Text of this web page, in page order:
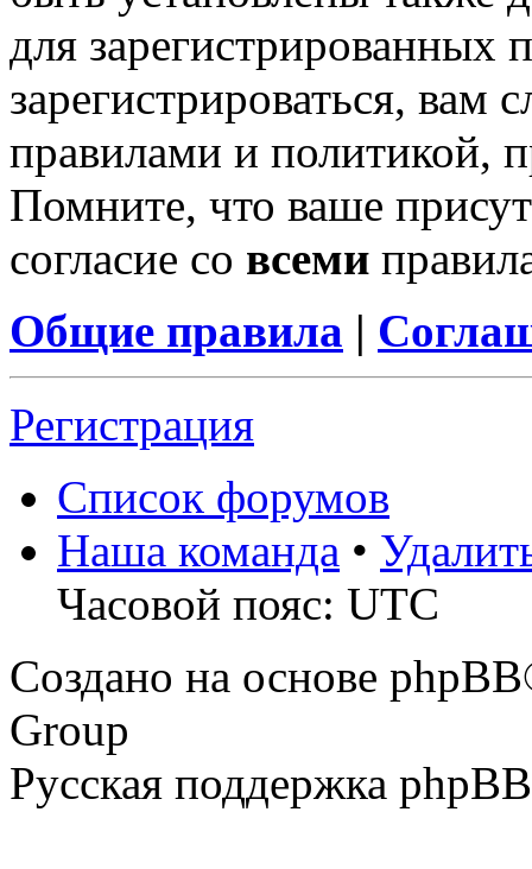
для зарегистрированных
зарегистрироваться, вам
правилами и политикой,
Помните, что ваше
согласие со всеми
Общие правила |
Регистрация
Список форумов
Наша команда •
Часовой пояс: UTC
Создано на основе
Group
Русская поддержка phpBB